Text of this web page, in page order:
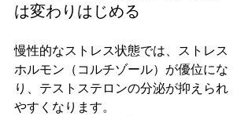
は変わりはじめる
慢性的なストレス状態では、ストレス
ホルモン（コルチゾール）が優位にな
り、テストステロンの分泌が抑えられ
やすくなります。